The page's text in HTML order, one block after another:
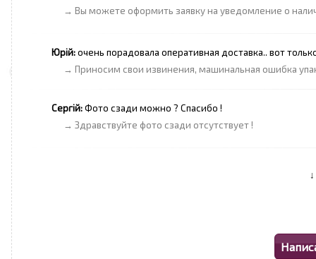
→ Вы можете оформить заявку на уведомление о
Юрій:очень порадовала оперативная доставка.. вот
→ Приносим свои извинения, машинальная ошибка
Сергій:Фото сзади можно ? Спасибо !
→ Здравствуйте фото сзади отсутствует !
↓